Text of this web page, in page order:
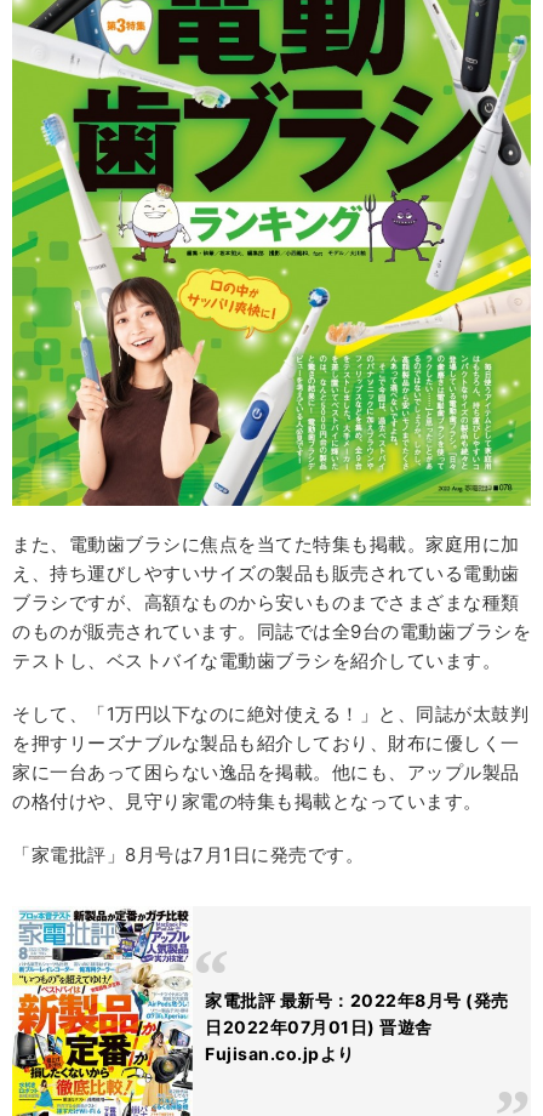
また、電動歯ブラシに焦点を当てた特集も掲載。家庭用に加
え、持ち運びしやすいサイズの製品も販売されている電動歯
ブラシですが、高額なものから安いものまでさまざまな種類
のものが販売されています。同誌では全9台の電動歯ブラシを
テストし、ベストバイな電動歯ブラシを紹介しています。
そして、「1万円以下なのに絶対使える！」と、同誌が太鼓判
を押すリーズナブルな製品も紹介しており、財布に優しく一
家に一台あって困らない逸品を掲載。他にも、アップル製品
の格付けや、見守り家電の特集も掲載となっています。
「家電批評」8月号は7月1日に発売です。
家電批評 最新号：2022年8月号 (発売
日2022年07月01日) 晋遊舎
Fujisan.co.jpより